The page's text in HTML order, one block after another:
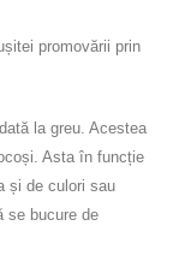
promovării prin
la greu. Acestea
Asta în funcție
și de culori sau
se bucure de